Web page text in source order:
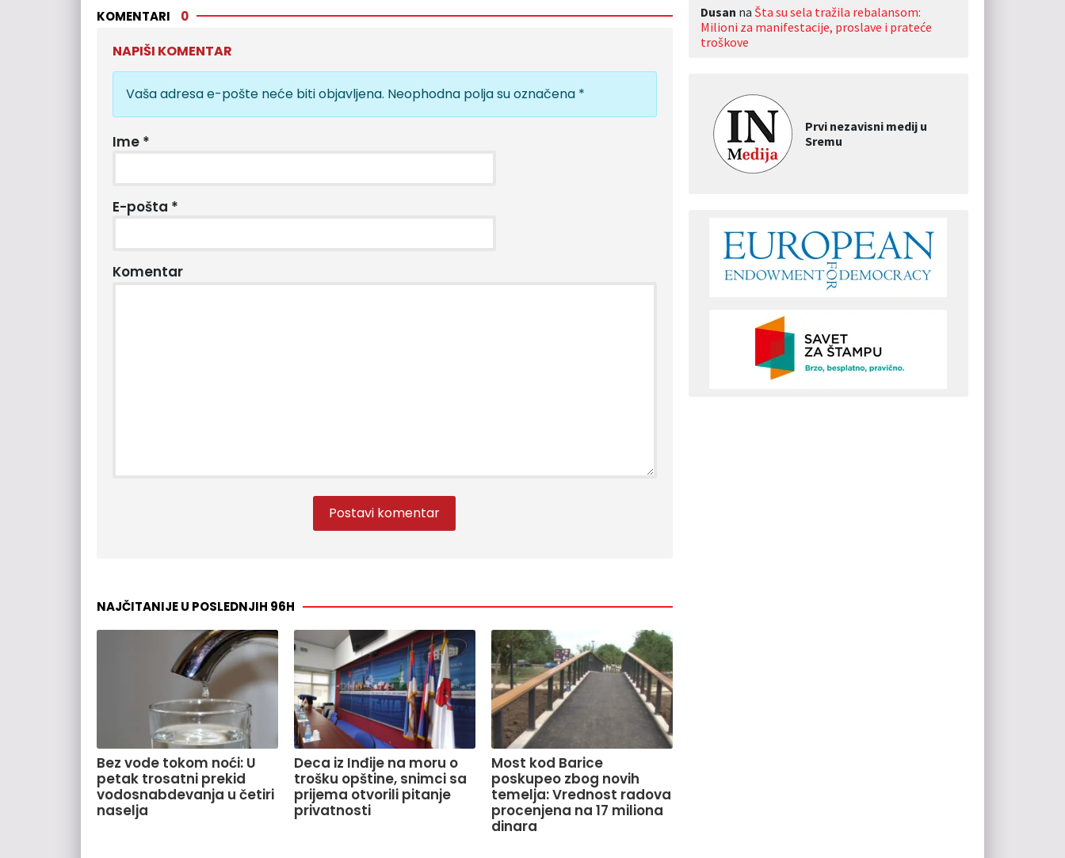
KOMENTARI 0
NAPIŠI KOMENTAR
Vaša adresa e-pošte neće biti objavljena. Neophodna polja su označena *
Ime *
E-pošta *
Komentar
NAJČITANIJE U POSLEDNJIH 96H
Bez vode tokom noći: U
petak trosatni prekid
vodosnabdevanja u četiri
naselja
Deca iz Inđije na moru o
trošku opštine, snimci sa
prijema otvorili pitanje
privatnosti
Most kod Barice
poskupeo zbog novih
temelja: Vrednost radova
procenjena na 17 miliona
dinara
Dusan na Šta su sela tražila rebalansom:
Milioni za manifestacije, proslave i prateće
troškove
Prvi nezavisni medij u
Sremu